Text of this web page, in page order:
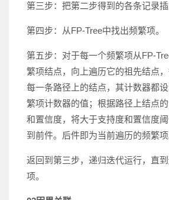
第三步：把第二步得到的各条记录插
第四步：从FP-Tree中找出频繁项。
第五步：对于每一个频繁项从FP-
繁项结点，向上遍历它的祖先结点
每一条路径上的结点，其计数器都
繁项计数器的值；根据路径上结点
和置信度，将大于支持度和置信度
到前件。后件即为当前遍历的频繁项
返回到第三步，递归迭代运行，直
项。